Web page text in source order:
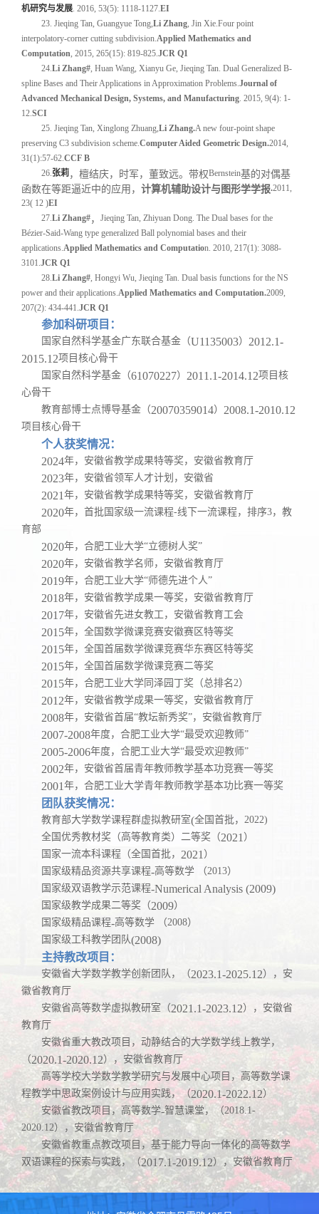
机研究与发展. 2016, 53(5): 1118-1127.EI
23. Jieqing Tan, Guangyue Tong,Li Zhang, Jin Xie.Four point
interpolatory-corner cutting subdivision.Applied Mathematics and
Computation, 2015, 265(15): 819-825.JCR Q1
24.Li Zhang#, Huan Wang, Xianyu Ge, Jieqing Tan. Dual Generalized B-
spline Bases and Their Applications in Approximation Problems.Journal of
Advanced Mechanical Design, Systems, and Manufacturing. 2015, 9(4): 1-
12.SCI
25. Jieqing Tan, Xinglong Zhuang,Li Zhang.A new four-point shape
preserving C3 subdivision scheme.Computer Aided Geometric Design.2014,
31(1):57-62.CCF B
26.张莉，檀结庆，时军，董致远。带权Bernstein基的对偶基
函数在等距逼近中的应用， 计算机辅助设计与图形学学报.2011,
23( 12 )EI
27.Li Zhang#， Jieqing Tan, Zhiyuan Dong. The Dual bases for the
Bézier-Said-Wang type generalized Ball polynomial bases and their
applications.Applied Mathematics and Computation. 2010, 217(1): 3088-
3101.JCR Q1
28.Li Zhang#, Hongyi Wu, Jieqing Tan. Dual basis functions for the NS
power and their applications.Applied Mathematics and Computation.2009,
207(2): 434-441.JCR Q1
参加科研项目：
国家自然科学基金广东联合基金（U1135003） 2012.1-
2015.12项目核心骨干
国家自然科学基金（61070227） 2011.1-2014.12项目核
心骨干
教育部博士点博导基金（20070359014） 2008.1-2010.12
项目核心骨干
个人获奖情况：
2024年，安徽省教学成果特等奖，安徽省教育厅
2023年，安徽省领军人才计划，安徽省
2021 年，安徽省教学成果特等奖，安徽省教育厅
2020年，首批国家级一流课程-线下一流课程，排序3，教
育部
2020年，合肥工业大学“立德树人奖”
2020年，安徽省教学名师，安徽省教育厅
2019年，合肥工业大学“师德先进个人”
2018年，安徽省教学成果一等奖，安徽省教育厅
2017年，安徽省先进女教工，安徽省教育工会
2015年，全国数学微课竞赛安徽赛区特等奖
2015年，全国首届数学微课竞赛华东赛区特等奖
2015年，全国首届数学微课竞赛二等奖
2015年，合肥工业大学同泽园丁奖（总排名2）
2012年，安徽省教学成果一等奖，安徽省教育厅
2008年，安徽省首届“教坛新秀奖”，安徽省教育厅
2007-2008年度，合肥工业大学“最受欢迎教师”
2005-2006年度，合肥工业大学“最受欢迎教师”
2002年，安徽省首届青年教师教学基本功竞赛一等奖
2001 年，合肥工业大学青年教师教学基本功比赛一等奖
团队获奖情况：
教育部大学数学课程群虚拟教研室(全国首批， 2022)
全国优秀教材奖（高等教育类）二等奖（2021 ）
国家一流本科课程（全国首批， 2021 ）
国家级精品资源共享课程-高等数学 （2013）
国家级双语教学示范课程-Numerical Analysis (2009)
国家级教学成果二等奖（2009）
国家级精品课程-高等数学 （2008）
国家级工科教学团队(2008)
主持教改项目：
安徽省大学数学教学创新团队，（2023.1-2025.12），安
徽省教育厅
安徽省高等数学虚拟教研室（2021.1-2023.12），安徽省
教育厅
安徽省重大教改项目，动静结合的大学数学线上教学，
（2020.1-2020.12），安徽省教育厅
高等学校大学数学教学研究与发展中心项目，高等数学课
程教学中思政案例设计与应用实践，（2020.1-2022.12）
安徽省教改项目，高等数学-智慧课堂，（2018.1-
2020.12），安徽省教育厅
安徽省教重点教改项目，基于能力导向一体化的高等数学
双语课程的探索与实践，（2017.1-2019.12），安徽省教育厅